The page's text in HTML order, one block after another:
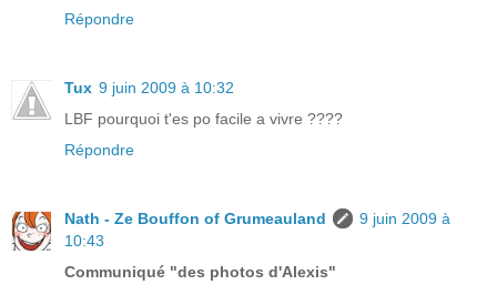
Répondre
Tux 9 juin 2009 à 10:32
LBF pourquoi t'es po facile a vivre ????
Répondre
Nath - Ze Bouffon of Grumeauland
9 juin 2009 à
10:43
Communiqué "des photos d'Alexis"